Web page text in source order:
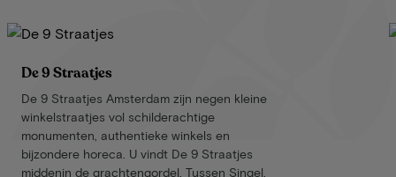
De 9 Straatjes
De 9 Straatjes Amsterdam zijn negen kleine
winkelstraatjes vol schilderachtige
monumenten, authentieke winkels en
bijzondere horeca. U vindt De 9 Straatjes
middenin de grachtengordel. Tussen Singel,